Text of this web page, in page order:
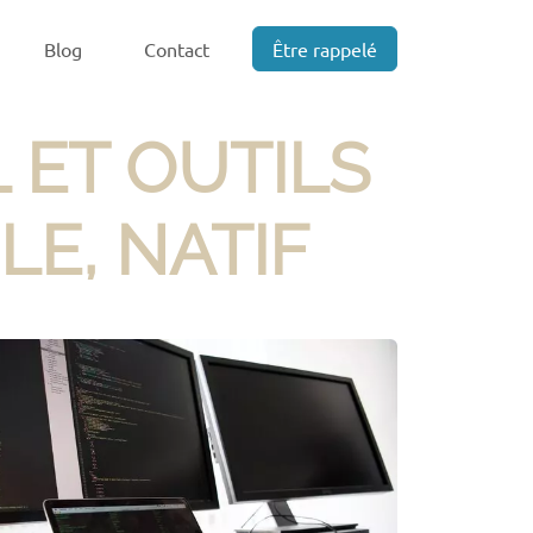
Blog Contact Être rappelé
ET OUTILS
NATIF